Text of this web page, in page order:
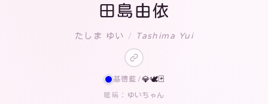
田島由依
たしま ゆい / Tashima Yui
基德藍 /💎🕊🃏
暱稱： ゆいちゃん